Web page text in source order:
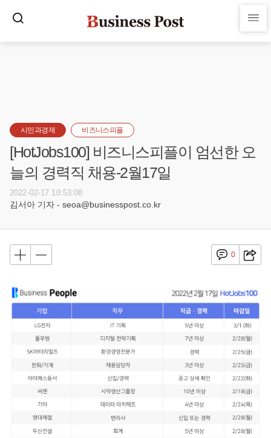
시민과경제 비즈니스피플
[HotJobs100] 비즈니스피플이 엄선한 오
늘의 경력직 채용-2월17일
2022-02-17 10:53:08
김서아 기자 - seoa@businesspost.co.kr
0